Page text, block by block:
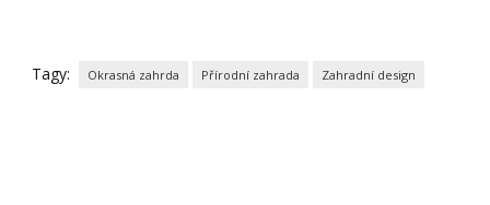
Tagy: Okrasná zahrda Přírodní zahrada Zahradní design